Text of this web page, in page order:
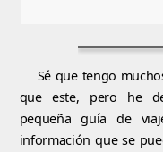
Sé que tengo
que este, pero he
pequeña guía de
información que se